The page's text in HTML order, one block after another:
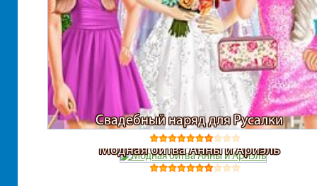
Свадебный наряд для Русалки
Модная битва Анны и Ариэль